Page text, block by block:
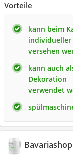
Vorteile
kann beim
individueller
versehen
kann auch
Dekoration
verwendet